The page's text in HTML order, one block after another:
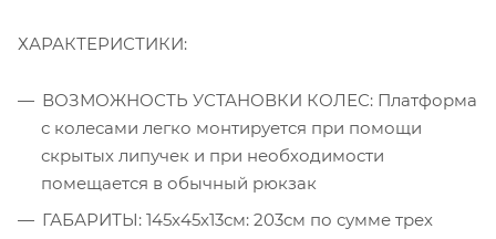
ХАРАКТЕРИСТИКИ:
ВОЗМОЖНОСТЬ УСТАНОВКИ КОЛЕС: Платформа
с колесами легко монтируется при помощи
скрытых липучек и при необходимости
помещается в обычный рюкзак
ГАБАРИТЫ: 145x45x13см: 203см по сумме трех